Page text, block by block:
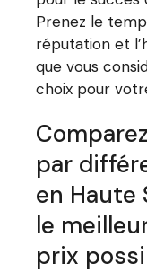
Prenez le
réputation et
que vous
choix pour
par
en Haute
le
prix